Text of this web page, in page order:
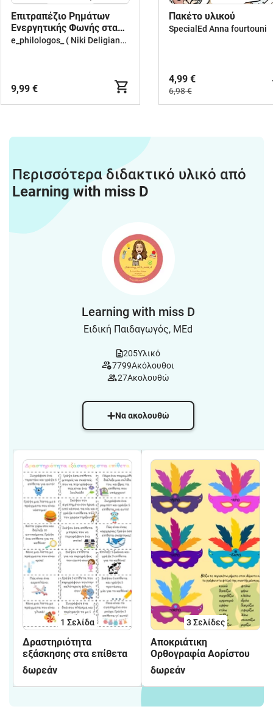
Επιτραπέζιο Ρημάτων
Ενεργητικής Φωνής στα
αρχαία ελληνικά
e_philologos_ ( Niki Deligianni )
9,99 €
Πακέτο υλικού
SpecialEd Anna fourtouni
4,99 €
6,98 €
Περισσότερα διδακτικό υλικό από
Learning with miss D
Learning with miss D
Ειδική Παιδαγωγός, MEd
205Υλικό
7799Ακόλουθοι
27Ακολουθώ
Να ακολουθώ
1 Σελίδα
Δραστηριότητα
εξάσκησης στα επίθετα
δωρεάν
3 Σελίδες
Αποκριάτικη
Ορθογραφία Αορίστου
δωρεάν